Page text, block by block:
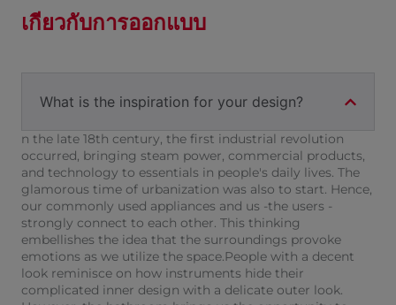
เกี่ยวกับการออกแบบ
What is the inspiration for your design?
n the late 18th century, the first industrial revolution
occurred, bringing steam power, commercial products,
and technology to essentials in people's daily lives. The
glamorous time of urbanization was also to start. Hence,
our commonly used appliances and us -the users -
strongly connect to each other. This thinking
embellishes the idea that the surroundings provoke
emotions as we utilize the space.People with a decent
look reminisce on how instruments hide their
complicated inner design with a delicate outer look.